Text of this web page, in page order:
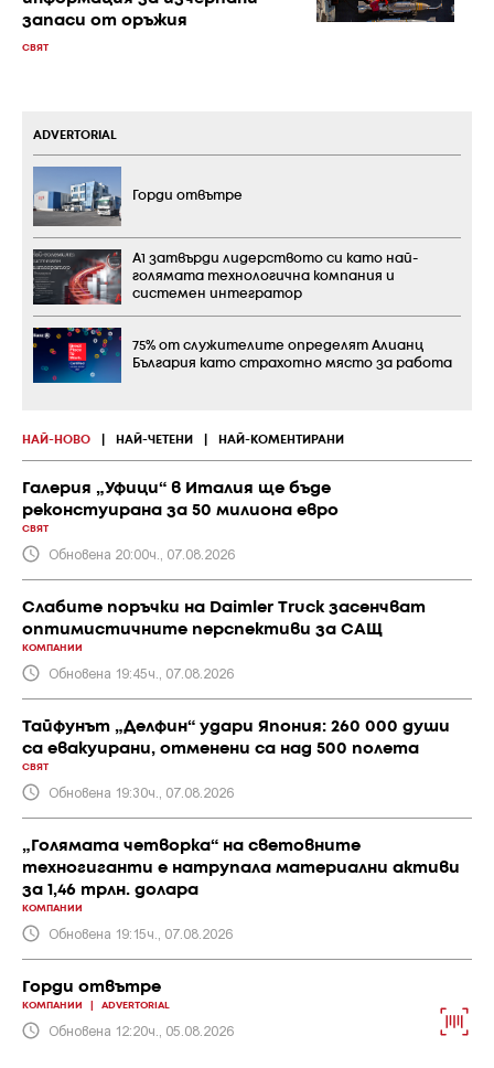
запаси от оръжия
СВЯТ
НАЙ-НОВО НАЙ-ЧЕТЕНИ НАЙ-КОМЕНТИРАНИ
Галерия „Уфици“ в Италия ще бъде
реконстуирана за 50 милиона евро
СВЯТ
Обновена 20:00ч., 07.08.2026
Слабите поръчки на Daimler Truck засенчват
оптимистичните перспективи за САЩ
КОМПАНИИ
Обновена 19:45ч., 07.08.2026
Тайфунът „Делфин“ удари Япония: 260 000 души
са евакуирани, отменени са над 500 полета
СВЯТ
Обновена 19:30ч., 07.08.2026
„Голямата четворка“ на световните
техногиганти е натрупала материални активи
за 1,46 трлн. долара
КОМПАНИИ
Обновена 19:15ч., 07.08.2026
Горди отвътре
КОМПАНИИ ADVERTORIAL
Обновена 12:20ч., 05.08.2026
ADVERTORIAL
Горди отвътре
А1 затвърди лидерството си като най-
голямата технологична компания и
системен интегратор
75% от служителите определят Алианц
България като страхотно място за работа